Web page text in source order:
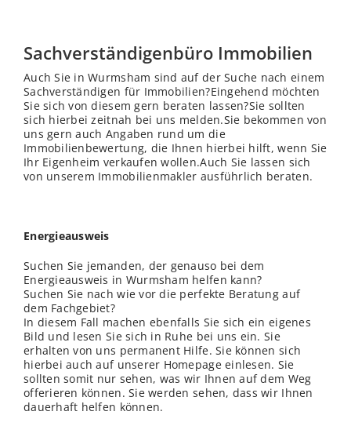
Sachverständigenbüro Immobilien
Auch Sie in Wurmsham sind auf der Suche nach einem
Sachverständigen für Immobilien?Eingehend möchten
Sie sich von diesem gern beraten lassen?Sie sollten
sich hierbei zeitnah bei uns melden.Sie bekommen von
uns gern auch Angaben rund um die
Immobilienbewertung, die Ihnen hierbei hilft, wenn Sie
Ihr Eigenheim verkaufen wollen.Auch Sie lassen sich
von unserem Immobilienmakler ausführlich beraten.
Energieausweis
Suchen Sie jemanden, der genauso bei dem
Energieausweis in Wurmsham helfen kann?
Suchen Sie nach wie vor die perfekte Beratung auf
dem Fachgebiet?
In diesem Fall machen ebenfalls Sie sich ein eigenes
Bild und lesen Sie sich in Ruhe bei uns ein. Sie
erhalten von uns permanent Hilfe. Sie können sich
hierbei auch auf unserer Homepage einlesen. Sie
sollten somit nur sehen, was wir Ihnen auf dem Weg
offerieren können. Sie werden sehen, dass wir Ihnen
dauerhaft helfen können.